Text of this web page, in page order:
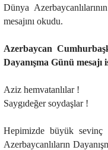
Dünya
mesajını okudu.
Azerbaycan
Dayanışma Günü mesajı
Aziz hemvatanlılar !
Saygıdeğer soydaşlar !
Hepimizde büyük
Azerbaycanlıların